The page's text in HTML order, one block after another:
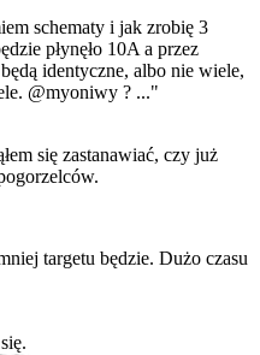
schematy i jak zrobię 3
płynęło 10A a przez
identyczne, albo nie wiele,
@myoniwy ? ..."
się zastanawiać, czy już
targetu będzie. Dużo czasu